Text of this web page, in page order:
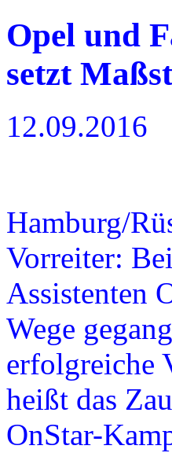
Opel und
setzt
12.09.2016
Hamburg/
Vorreiter:
Assistenten
Wege
erfolgreiche
heißt das
OnStar-